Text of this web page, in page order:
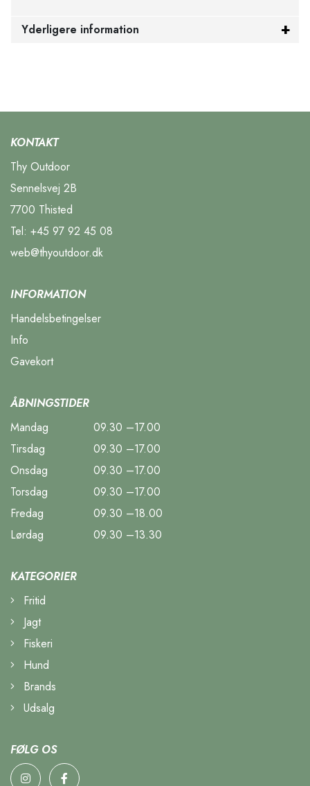
Yderligere information
KONTAKT
Thy Outdoor
Sennelsvej 2B
7700 Thisted
Tel: +45 97 92 45 08
web@thyoutdoor.dk
INFORMATION
Handelsbetingelser
Info
Gavekort
ÅBNINGSTIDER
Mandag
09.30 –17.00
Tirsdag
09.30 –17.00
Onsdag
09.30 –17.00
Torsdag
09.30 –17.00
Fredag
09.30 –18.00
Lørdag
09.30 –13.30
KATEGORIER
Fritid
Jagt
Fiskeri
Hund
Brands
Udsalg
FØLG OS